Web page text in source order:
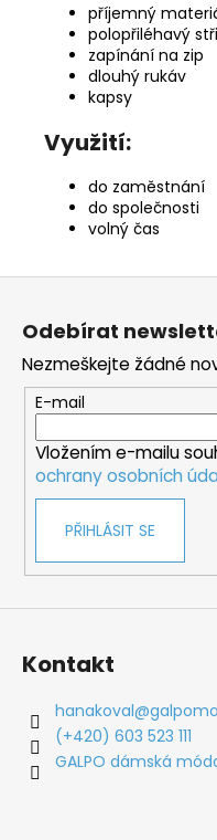
příjemný
polopřiléhavý
zapínání na zip
dlouhý rukáv
kapsy
Využití:
do zaměstnání
do společnosti
volný čas
Z
Odebírat
Nezmeškejte žádné
E-mail
Vložením e-mailu
ochrany osobních
PŘIHLÁSIT SE
Kontakt
hanakoval@
(+420) 603 523 111
GALPO dámská